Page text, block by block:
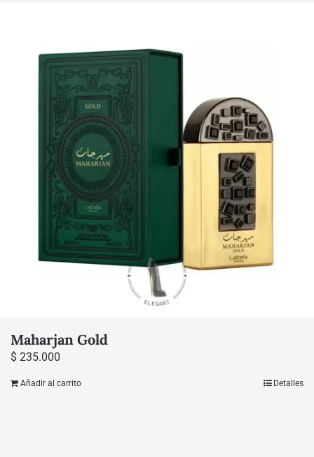
Maharjan Gold
$ 235.000
Añadir al carrito Detalles